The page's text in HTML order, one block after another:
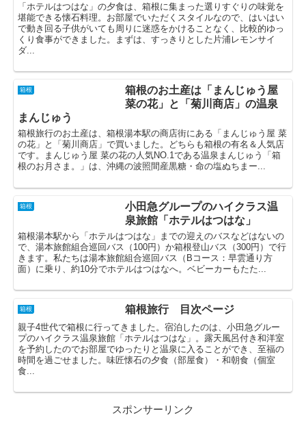
「ホテルはつはな」の夕食は、箱根に集まった選りすぐりの味覚を
堪能できる懐石料理。お部屋でいただくスタイルなので、はいはい
で動き回る子供がいても周りに迷惑をかけることなく、比較的ゆっ
くり食事ができました。まずは、すっきりとした片浦レモンサイ
ダ...
箱根
箱根のお土産は「まんじゅう屋
菜の花」と「菊川商店」の温泉
まんじゅう
箱根旅行のお土産は、箱根湯本駅の商店街にある「まんじゅう屋 菜
の花」と「菊川商店」で買いました。どちらも箱根の有名＆人気店
です。まんじゅう屋 菜の花の人気NO.1である温泉まんじゅう「箱
根のお月さま。」は、沖縄の波照間産黒糖・命の塩ぬちまー...
箱根
小田急グループのハイクラス温
泉旅館「ホテルはつはな」
箱根湯本駅から「ホテルはつはな」までの迎えのバスなどはないの
で、湯本旅館組合巡回バス（100円）か箱根登山バス（300円）で行
きます。私たちは湯本旅館組合巡回バス（Bコース：早雲通り方
面）に乗り、約10分でホテルはつはなへ。ベビーカーもたた...
箱根 箱根旅行 目次ページ
親子4世代で箱根に行ってきました。宿泊したのは、小田急グルー
プのハイクラス温泉旅館「ホテルはつはな」。露天風呂付き和洋室
を予約したのでお部屋でゆったりと温泉に入ることができ、至福の
時間を過ごせました。味匠懐石の夕食（部屋食）・和朝食（個室
食...
スポンサーリンク